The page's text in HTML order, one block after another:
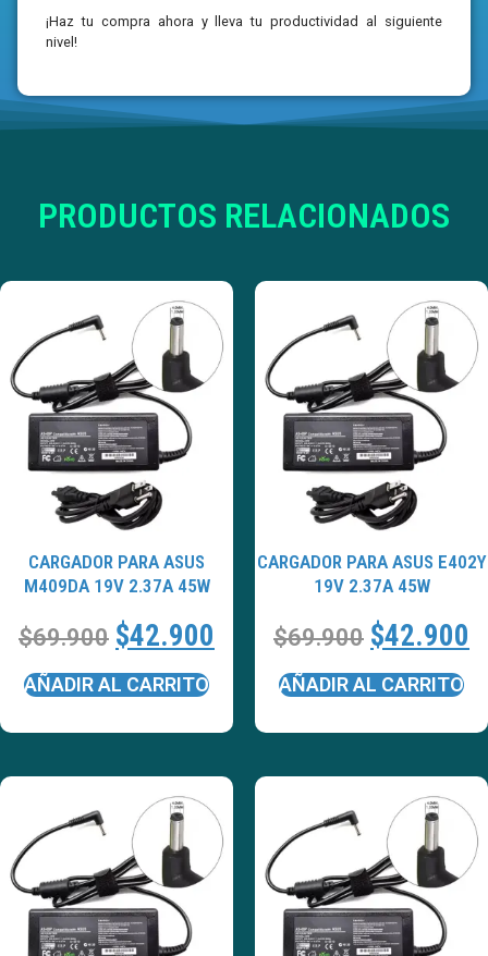
¡Haz tu compra ahora y lleva tu productividad al siguiente
nivel!
PRODUCTOS RELACIONADOS
CARGADOR PARA ASUS
M409DA 19V 2.37A 45W
$69.900 $42.900
AÑADIR AL CARRITO
CARGADOR PARA ASUS E402Y
19V 2.37A 45W
$69.900 $42.900
AÑADIR AL CARRITO